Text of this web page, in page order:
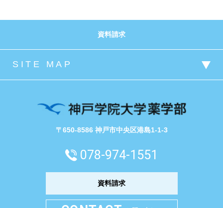
資料請求
〒650-8586 神戸市中央区港島1-1-3
078-974-1551
資料請求